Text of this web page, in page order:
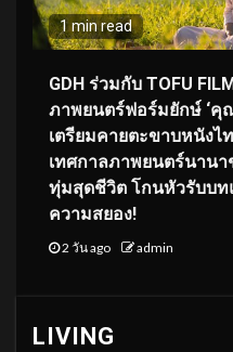
1 min read
GDH ร่วมกับ TOFU
ภาพยนตร์ฟอร์มยักษ์ ‘คุ
เตรียมคายตะขาบหนัง
เทศกาลภาพยนตร์นานา
ทุ่มสุดชีวิต โกนหัวรับบ
ความสยอง!
2 วัน ago admin
LIVING